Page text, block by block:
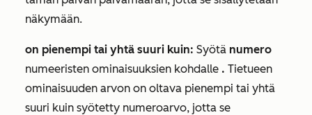
näkymään.
on pienempi tai yhtä suuri kuin: Syötä numero
numeeristen ominaisuuksien kohdalle . Tietueen
ominaisuuden arvon on oltava pienempi tai yhtä
suuri kuin syötetty numeroarvo, jotta se